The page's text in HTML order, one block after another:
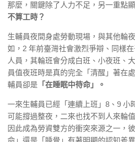
那麼，關鍵除了人力不足，另一重點
不算工時？
生輔員夜間身處勞動現場，與其他輪
如，2 年前臺灣社會激烈爭辯、同樣
人員，其輪班會分成白班、小夜班、
員值夜班時是真的完全「清醒」著在
輔員卻是 「在睡眠中待命」。
一來生輔員已經「連續上班」8、9 小
可能撐過整夜，二來也找不到人來輪
因此成為勞資雙方的衝突來源之一，